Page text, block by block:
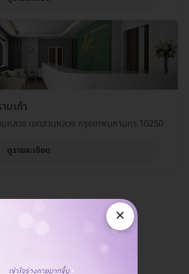
มเก้า
นหลวง เขตสวนหลวง กรุงเทพมหานคร 10250
ดูรายละเอียด
บริการควรติดต่อใคร?
×